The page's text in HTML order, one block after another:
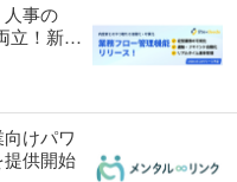
人事の
立！新機
けパワ
供開始